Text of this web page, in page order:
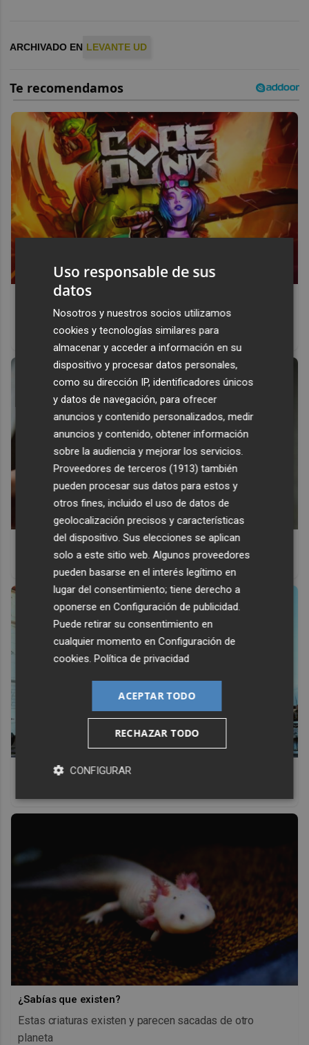
ARCHIVADO EN LEVANTE UD
Corepunk MMORPG
Un verdadero MMORPG de la vieja escuela ¡Cómo los de
antes, pero mejor!
¿El tuyo está en la lista?
Top pasaportes que te dejan viajar sin visado
¿De verdad hacen esto?
¿Sabías que existen?
Estas criaturas existen y parecen sacadas de otro
planeta
Uso responsable de sus
datos
Nosotros y nuestros socios utilizamos
cookies y tecnologías similares para
almacenar y acceder a información en su
dispositivo y procesar datos personales,
como su dirección IP, identificadores únicos
y datos de navegación, para ofrecer
anuncios y contenido personalizados, medir
anuncios y contenido, obtener información
sobre la audiencia y mejorar los servicios.
Proveedores de terceros (1913) también
pueden procesar sus datos para estos y
otros fines, incluido el uso de datos de
geolocalización precisos y características
del dispositivo. Sus elecciones se aplican
solo a este sitio web. Algunos proveedores
pueden basarse en el interés legítimo en
lugar del consentimiento; tiene derecho a
oponerse enConfiguración de publicidad
Puede retirar su consentimiento en
cualquier momento enConfiguración de
cookies .Política de privacidad
ACEPTAR TODO
RECHAZAR TODO
CONFIGURAR